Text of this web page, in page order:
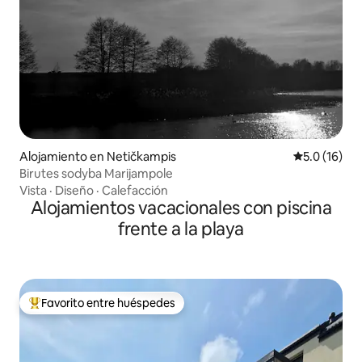
Alojamiento en Netičkampis Calificación
5.0 (16)
Birutes sodyba Marijampole
Vista · Diseño · Calefacción
Alojamientos vacacionales con piscina
frente a la playa
Favorito entre huéspedes preferido
Favorito entre huéspedes